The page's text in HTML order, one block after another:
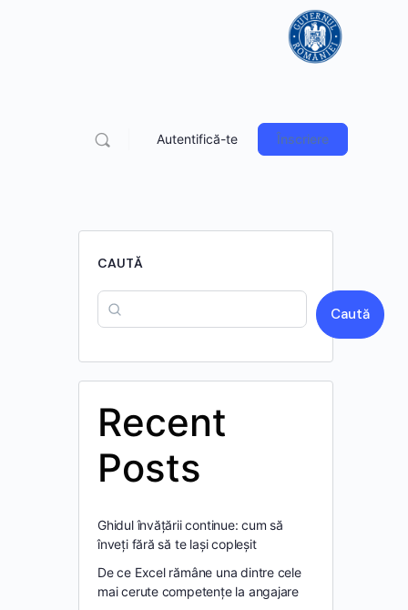
Autentifică-te Înscriere
CAUTĂ
Caută
Recent
Posts
Ghidul învățării continue: cum să
înveți fără să te lași copleșit
De ce Excel rămâne una dintre cele
mai cerute competențe la angajare